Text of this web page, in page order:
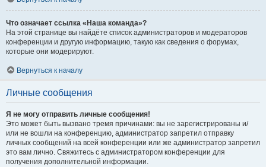
Что означает ссылка «Наша команда»?
На этой странице вы найдёте список администраторов и модераторов
конференции и другую информацию, такую как сведения о форумах,
которые они модерируют.
Вернуться к началу
Личные сообщения
Я не могу отправить личные сообщения!
Это может быть вызвано тремя причинами: вы не зарегистрированы и/
или не вошли на конференцию, администратор запретил отправку
личных сообщений на всей конференции или же администратор запретил
это вам лично. Свяжитесь с администратором конференции для
получения дополнительной информации.